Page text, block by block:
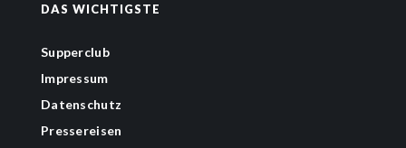
DAS WICHTIGSTE
Supperclub
Impressum
Datenschutz
Pressereisen